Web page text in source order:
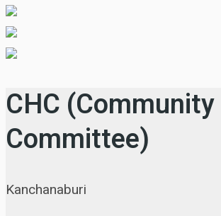
CHC
Committee)
Kanchanaburi